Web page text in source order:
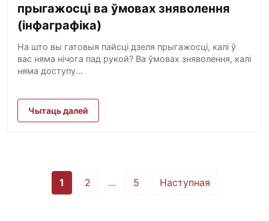
прыгажосці ва ўмовах зняволення
(інфаграфіка)
На што вы гатовыя пайсці дзеля прыгажосці, калі ў
вас няма нічога пад рукой? Ва ўмовах зняволення, калі
няма доступу...
Чытаць далей
Posts
1 2 … 5 Наступная